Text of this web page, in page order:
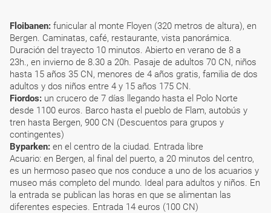
Floibanen: funicular al monte Floyen (320 metros de altura), en
Bergen. Caminatas, café, restaurante, vista panorámica.
Duración del trayecto 10 minutos. Abierto en verano de 8 a
23h., en invierno de 8.30 a 20h. Pasaje de adultos 70 CN, niños
hasta 15 años 35 CN, menores de 4 años gratis, familia de dos
adultos y dos niños entre 4 y 15 años 175 CN.
Fiordos: un crucero de 7 días llegando hasta el Polo Norte
desde 1100 euros. Barco hasta el pueblo de Flam, autobús y
tren hasta Bergen, 900 CN (Descuentos para grupos y
contingentes)
Byparken: en el centro de la ciudad. Entrada libre
Acuario: en Bergen, al final del puerto, a 20 minutos del centro,
es un hermoso paseo que nos conduce a uno de los acuarios y
museo más completo del mundo. Ideal para adultos y niños. En
la entrada se publican las horas en que se alimentan las
diferentes especies. Entrada 14 euros (100 CN)